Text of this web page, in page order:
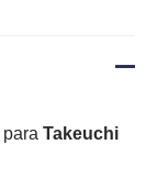
para Takeuchi